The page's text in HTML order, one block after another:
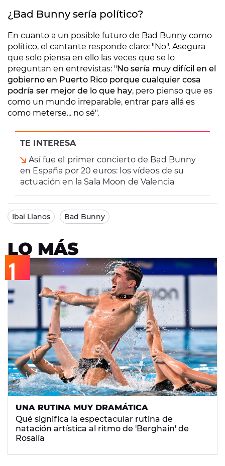
TE INTERESA
Así fue el primer concierto de Bad Bunny
en España por 20 euros: los vídeos de su
actuación en la Sala Moon de Valencia
¿Bad Bunny sería político?
En cuanto a un posible futuro de Bad Bunny como
político, el cantante responde claro: "No". Asegura
que solo piensa en ello las veces que se lo
preguntan en entrevistas: "No sería muy difícil en el
gobierno en Puerto Rico porque cualquier cosa
podría ser mejor de lo que hay, pero pienso que es
como un mundo irreparable, entrar para allá es
como meterse... no sé".
Ibai Llanos Bad Bunny
LO MÁS
UNA RUTINA MUY DRAMÁTICA
Qué significa la espectacular rutina de
natación artística al ritmo de 'Berghain' de
Rosalía